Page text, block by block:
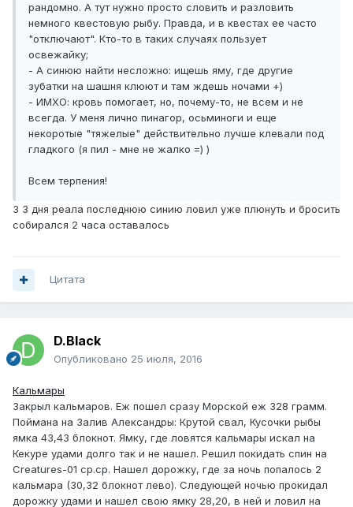
рандомно. А тут нужно просто словить и разловить
немного квестовую рыбу. Правда, и в квестах ее часто
"отключают". Кто-то в таких случаях пользует
освежайку;
- А синюю найти несложно: ищешь яму, где другие
зубатки на шашня клюют и там ждешь ночами +)
- ИМХО: кровь помогает, но, почему-то, не всем и не
всегда. У меня лично пинагор, осьминоги и еще
некоротые "тяжелые" действительно лучше клевали под
гладкого (я пил - мне не жалко =) )
Всем терпения!
3 3 дня реала последнюю синию ловил уже плюнуть и бросить
собирался 2 часа оставалось
Цитата
D.Black
Опубликовано 25 июля, 2016
Кальмары
Закрыл кальмаров. Еж пошел сразу Морской еж 328 грамм.
Поймана на Залив Александры: Крутой свал, Кусочки рыбы
ямка 43,43 блокнот. Ямку, где ловятся кальмары искал на
Кекуре удами долго так и не нашел. Решил покидать спин на
Creatures-01 ср.ср. Нашел дорожку, где за ночь попалось 2
кальмара (30,32 блокнот лево). Следующей ночью прокидал
дорожку удами и нашел свою ямку 28,20, в ней и ловил на